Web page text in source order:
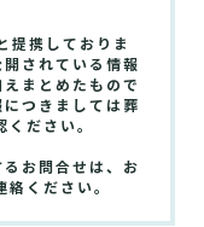
提携しておりま
されている情報
まとめたもので
つきましては葬
ださい。
お問合せは、お
絡ください。